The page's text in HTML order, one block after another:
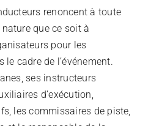
renoncent à toute
que ce soit à
pour les
cadre de l’événement.
ses instructeurs
d’exécution,
les commissaires de piste,